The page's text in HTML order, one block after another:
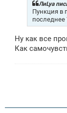
ЛиLya
Пункция в
последнее
Ну как все
Как